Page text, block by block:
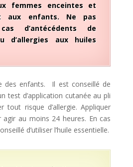
femmes enceintes et
aux enfants. Ne pas
d’antécédents de
d’allergies aux huiles
des enfants. Il est conseillé de
test d’application cutanée au pli
tout risque d’allergie. Appliquer
au moins 24 heures. En cas
d’utiliser l’huile essentielle.